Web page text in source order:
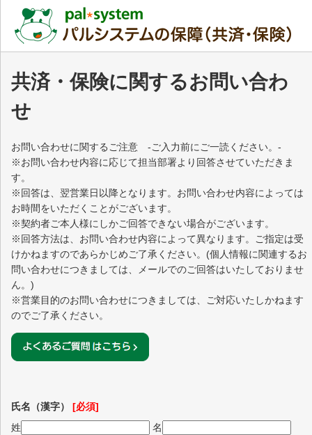
共済・保険に関するお問い合わ
せ
お問い合わせに関するご注意 -ご入力前にご一読ください。-
※お問い合わせ内容に応じて担当部署より回答させていただきま
す。
※回答は、翌営業日以降となります。お問い合わせ内容によっては
お時間をいただくことがございます。
※契約者ご本人様にしかご回答できない場合がございます。
※回答方法は、お問い合わせ内容によって異なります。ご指定は受
けかねますのであらかじめご了承ください。(個人情報に関連するお
問い合わせにつきましては、メールでのご回答はいたしておりませ
ん。)
※営業目的のお問い合わせにつきましては、ご対応いたしかねます
のでご了承ください。
氏名（漢字） [必須]
姓
名